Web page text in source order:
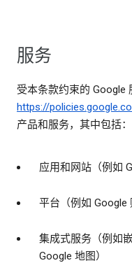
服务
受本条款约束的 Google
https://
产品和服务，其中包括：
应用和网站（例如
平台（例如 Google
集成式服务（例如
Google 地图）